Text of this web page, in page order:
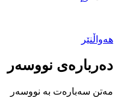
هەواڵنێر
دەربارەی نووسەر
مەتن سەبارەت بە نووسەر